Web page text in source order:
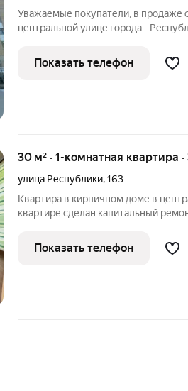
Уважаемые покупатели, в продаже
центральной улице города -
натяжные потолки, на стенах обои,
электрическая проводка,
Показать телефон
30 м² · 1-комнатная квартира
улица Республики,163
Квартира в кирпичном доме в
квартире сделан капитальный
керамогранит, на стенах обои под
потолок. В
Показать телефон